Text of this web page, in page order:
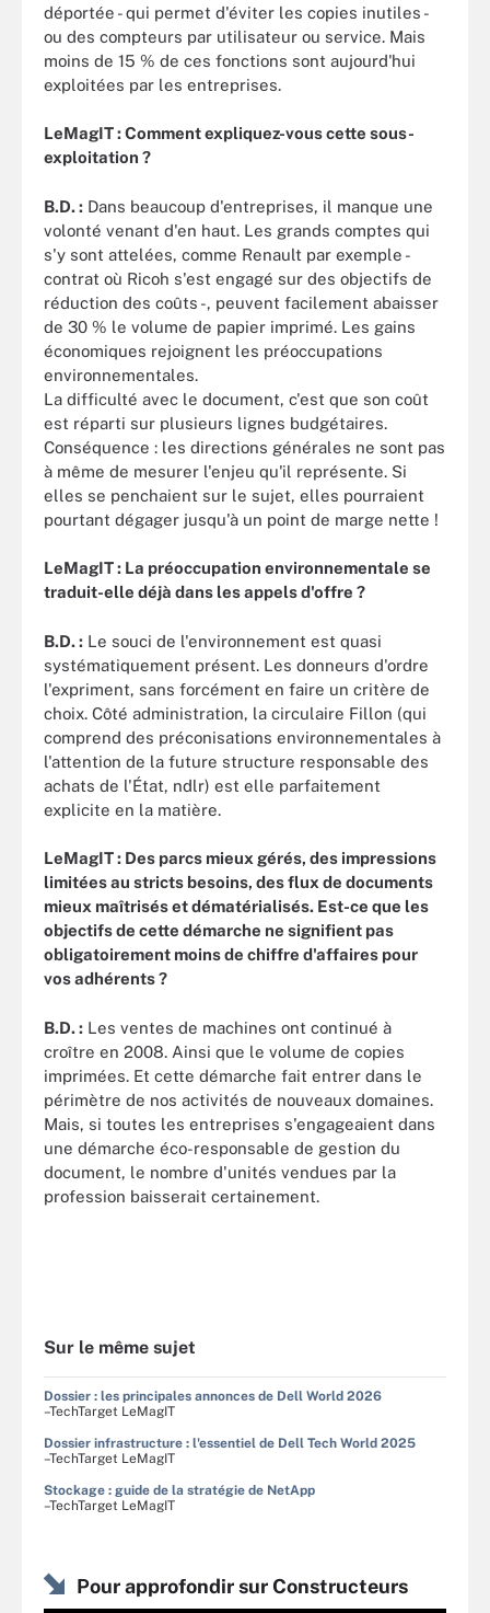
déportée - qui permet d'éviter les copies inutiles -
ou des compteurs par utilisateur ou service. Mais
moins de 15 % de ces fonctions sont aujourd'hui
exploitées par les entreprises.
LeMagIT : Comment expliquez-vous cette sous-
exploitation ?
B.D. : Dans beaucoup d'entreprises, il manque une
volonté venant d'en haut. Les grands comptes qui
s'y sont attelées, comme Renault par exemple -
contrat où Ricoh s'est engagé sur des objectifs de
réduction des coûts -, peuvent facilement abaisser
de 30 % le volume de papier imprimé. Les gains
économiques rejoignent les préoccupations
environnementales.
La difficulté avec le document, c'est que son coût
est réparti sur plusieurs lignes budgétaires.
Conséquence : les directions générales ne sont pas
à même de mesurer l'enjeu qu'il représente. Si
elles se penchaient sur le sujet, elles pourraient
pourtant dégager jusqu'à un point de marge nette !
LeMagIT : La préoccupation environnementale se
traduit-elle déjà dans les appels d'offre ?
B.D. : Le souci de l'environnement est quasi
systématiquement présent. Les donneurs d'ordre
l'expriment, sans forcément en faire un critère de
choix. Côté administration, la circulaire Fillon (qui
comprend des préconisations environnementales à
l'attention de la future structure responsable des
achats de l'État, ndlr) est elle parfaitement
explicite en la matière.
LeMagIT : Des parcs mieux gérés, des impressions
limitées au stricts besoins, des flux de documents
mieux maîtrisés et dématérialisés. Est-ce que les
objectifs de cette démarche ne signifient pas
obligatoirement moins de chiffre d'affaires pour
vos adhérents ?
B.D. : Les ventes de machines ont continué à
croître en 2008. Ainsi que le volume de copies
imprimées. Et cette démarche fait entrer dans le
périmètre de nos activités de nouveaux domaines.
Mais, si toutes les entreprises s'engageaient dans
une démarche éco-responsable de gestion du
document, le nombre d'unités vendues par la
profession baisserait certainement.
Sur le même sujet
Dossier : les principales annonces de Dell World 2026
–TechTarget LeMagIT
Dossier infrastructure : l'essentiel de Dell Tech World 2025
–TechTarget LeMagIT
Stockage : guide de la stratégie de NetApp
–TechTarget LeMagIT
Pour approfondir sur Constructeurs